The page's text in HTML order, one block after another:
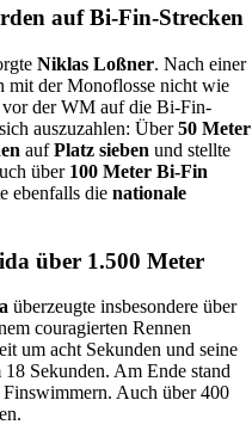
auf Bi-Fin-Strecken
Niklas Loßner. Nach einer
mit der Monoflosse nicht wie
der WM auf die Bi-Fin-
auszuzahlen: Über50 Meter
aufPlatz sieben und stellte
über 100 Meter Bi-Fin
ebenfalls dienationale
über 1.500 Meter
überzeugte insbesondere über
couragierten Rennen
um acht Sekunden und seine
Sekunden. Am Ende stand
Auch über 400